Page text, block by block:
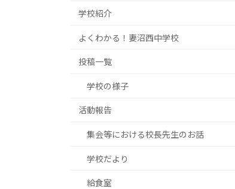
学校紹介
よくわかる！妻沼西中学校
投稿一覧
学校の様子
活動報告
集会等における校長先生のお話
学校だより
給食室